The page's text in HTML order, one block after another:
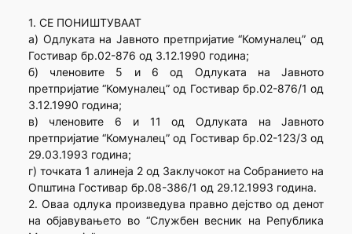
1. СЕ ПОНИШТУВААТ
а) Одлуката на Јавното претпријатие “Комуналец” од
Гостивар бр.02-876 од 3.12.1990 година;
б) членовите 5 и 6 од Одлуката на Јавното
претпријатие “Комуналец” од Гостивар бр.02-876/1 од
3.12.1990 година;
в) членовите 6 и 11 од Одлуката на Јавното
претпријатие “Комуналец” од Гостивар бр.02-123/3 од
29.03.1993 година;
г) точката 1 алинеја 2 од Заклучокот на Собранието на
Општина Гостивар бр.08-386/1 од 29.12.1993 година.
2. Оваа одлука произведува правно дејство од денот
на објавувањето во “Службен весник на Република